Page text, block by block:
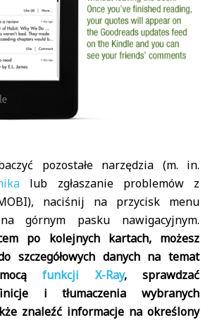
pozostałe narzędzia (m. in.
lub zgłaszanie problemów z
naciśnij na przycisk menu
górnym pasku nawigacyjnym.
po kolejnych kartach, możesz
szczegółowych danych na temat
funkcji X-Ray, sprawdzać
i tłumaczenia wybranych
znaleźć informacje na określony